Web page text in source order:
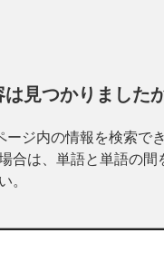
見つかりました
ージ内の情報を検索で
合は、単語と単語の間
。